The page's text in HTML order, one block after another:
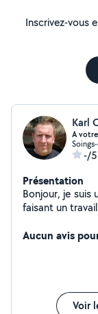
Inscrivez-vous
Karl
A
-/5
Présentation
Bonjour, je suis
faisant un
Aucun avis
Voir